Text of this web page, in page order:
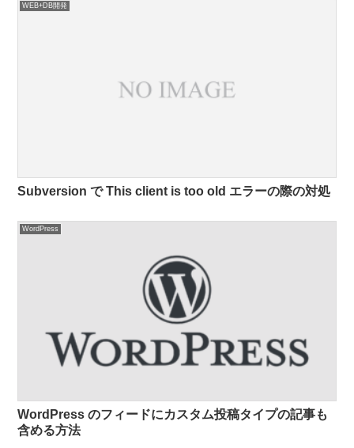
WEB+DB開発
Subversion で This client is too old エラーの際の対処
WordPress
WordPress のフィードにカスタム投稿タイプの記事も
含める方法